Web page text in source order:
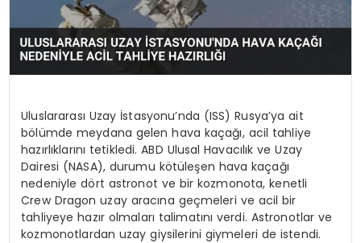
Uluslararası Uzay İstasyonu’nda (ISS) Rusya’ya ait
bölümde meydana gelen hava kaçağı, acil tahliye
hazırlıklarını tetikledi. ABD Ulusal Havacılık ve Uzay
Dairesi (NASA), durumu kötüleşen hava kaçağı
nedeniyle dört astronot ve bir kozmonota, kenetli
Crew Dragon uzay aracına geçmeleri ve acil bir
tahliyeye hazır olmaları talimatını verdi. Astronotlar ve
kozmonotlardan uzay giysilerini giymeleri de istendi.